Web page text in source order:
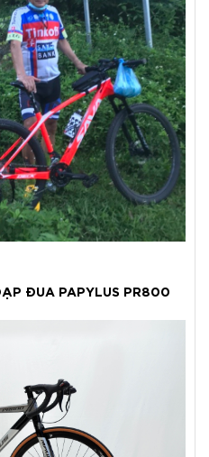
ĐUA PAPYLUS PR800